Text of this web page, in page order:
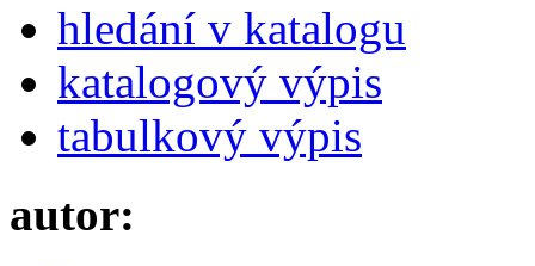
hledání v katalogu
katalogový výpis
tabulkový výpis
autor: